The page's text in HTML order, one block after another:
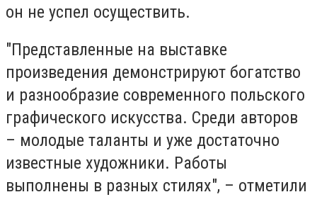
он не успел осуществить.
"Представленные на выставке
произведения демонстрируют богатство
и разнообразие современного польского
графического искусства. Среди авторов
– молодые таланты и уже достаточно
известные художники. Работы
выполнены в разных стилях", – отметили